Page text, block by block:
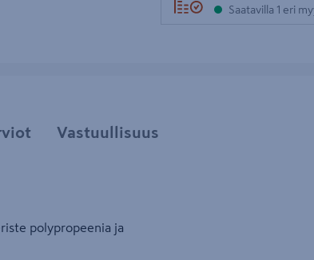
Saatavilla 1 eri
Vastuullisuus
polypropeenia ja